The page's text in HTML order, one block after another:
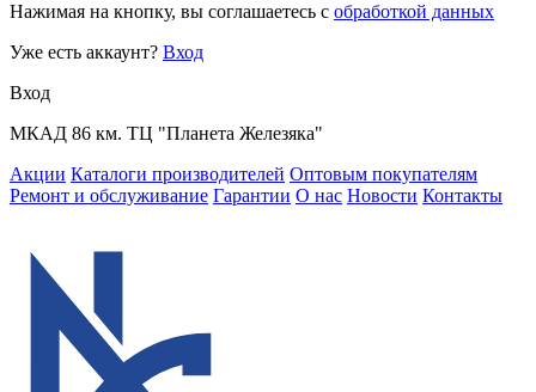
Нажимая на кнопку, вы соглашаетесь с обработкой данных
Уже есть аккаунт? Вход
Вход
МКАД 86 км. ТЦ "Планета Железяка"
Акции Каталоги производителей Оптовым покупателям
Ремонт и обслуживание Гарантии О нас Новости Контакты